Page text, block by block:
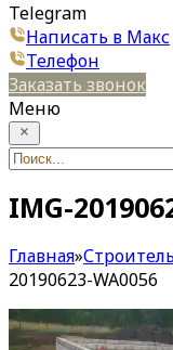
Telegram
Написать в Макс
Телефон
Заказать звонок
Меню
IMG-
Главная»
20190623-WA0056